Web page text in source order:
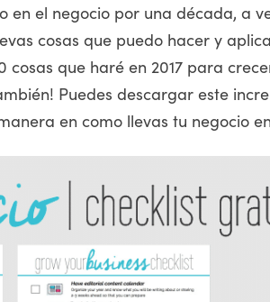
en el negocio por una década, a
cosas que puedo hacer y
que haré en 2017 para
Puedes descargar este
en como llevas tu negocio en